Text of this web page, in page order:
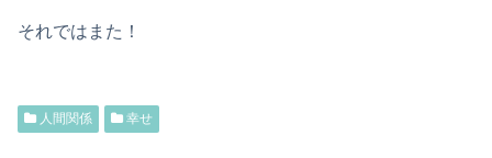
それではまた！
人間関係 幸せ